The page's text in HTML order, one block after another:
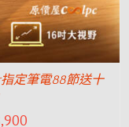
定筆電88節送十